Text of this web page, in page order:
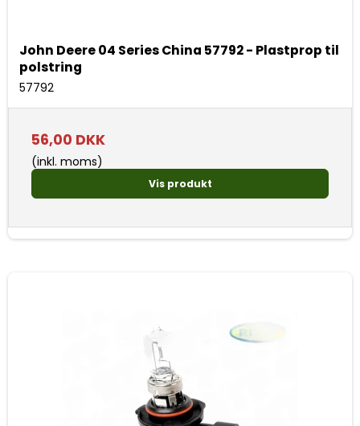
John Deere 04 Series China 57792 - Plastprop til
polstring
57792
56,00 DKK
(inkl. moms)
Vis produkt